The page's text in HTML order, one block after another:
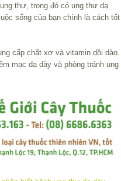
thư, trong đó có ung thư dạ
sống của bạn chính là cách tốt
cấp chất xơ và vitamin dồi dào.
mạc dạ dày và phòng tránh ung